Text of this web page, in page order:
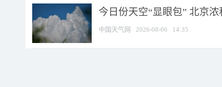
今日份天空“显眼包” 北京
中国天气网 2026-08-06 14:35